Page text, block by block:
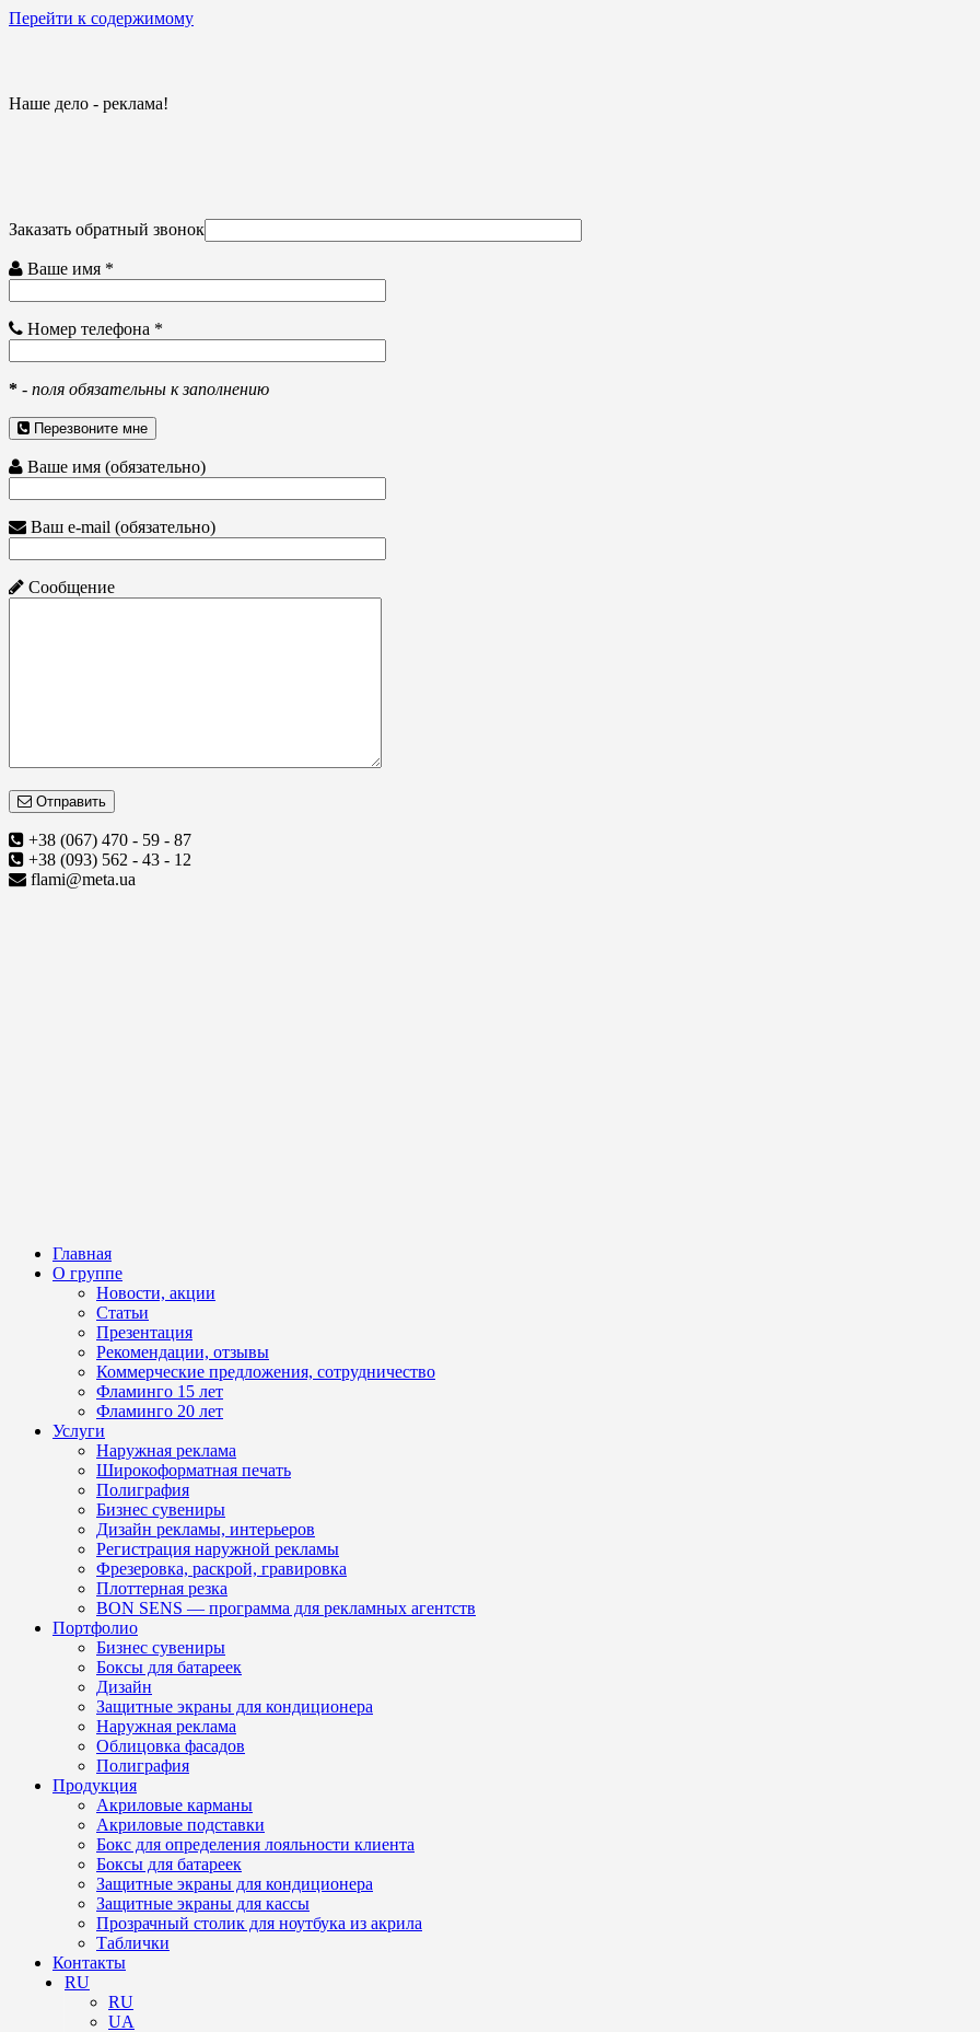
Перейти к содержимому
Наше дело - реклама!
Заказать обратный звонок
Ваше имя *
Номер телефона *
* - поля обязательны к заполнению
Перезвоните мне
Ваше имя (обязательно)
Ваш e-mail (обязательно)
Сообщение
Отправить
+38 (067) 470 - 59 - 87
+38 (093) 562 - 43 - 12
flami@meta.ua
Главная
О группе
Новости, акции
Статьи
Презентация
Рекомендации, отзывы
Коммерческие предложения, сотрудничество
Фламинго 15 лет
Фламинго 20 лет
Услуги
Наружная реклама
Широкоформатная печать
Полиграфия
Бизнес сувениры
Дизайн рекламы, интерьеров
Регистрация наружной рекламы
Фрезеровка, раскрой, гравировка
Плоттерная резка
BON SENS — программа для рекламных агентств
Портфолио
Бизнес сувениры
Боксы для батареек
Дизайн
Защитные экраны для кондиционера
Наружная реклама
Облицовка фасадов
Полиграфия
Продукция
Акриловые карманы
Акриловые подставки
Бокс для определения лояльности клиента
Боксы для батареек
Защитные экраны для кондиционера
Защитные экраны для кассы
Прозрачный столик для ноутбука из акрила
Таблички
Контакты
RU
RU
UA